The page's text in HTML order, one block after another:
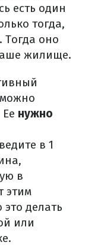
есть один
тогда,
Тогда оно
жилище.
нужно
в 1
в
этим
делать
или